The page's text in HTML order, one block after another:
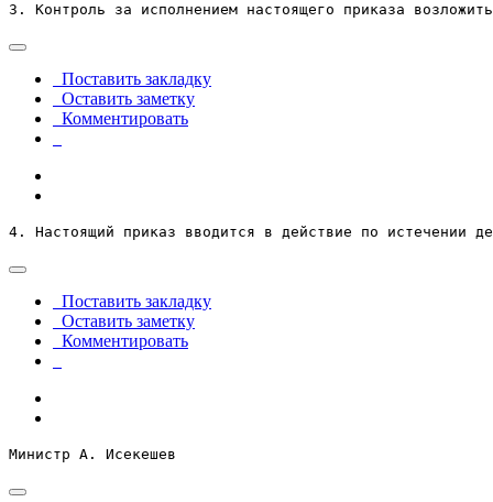
3. Контроль за исполнением настоящего приказа
Поставить закладку
Оставить заметку
Комментировать
4. Настоящий приказ вводится в действие по истечении
Поставить закладку
Оставить заметку
Комментировать
Министр А. Исекешев